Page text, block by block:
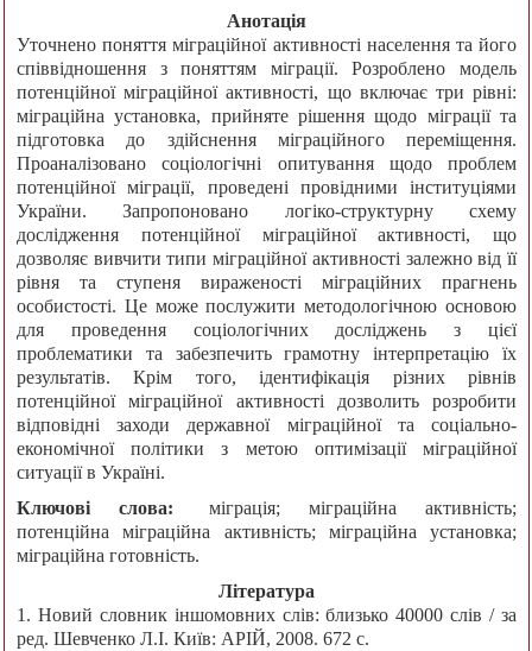
Анотація
Уточнено поняття міграційної активності населення та його
співвідношення з поняттям міграції. Розроблено модель
потенційної міграційної активності, що включає три рівні:
міграційна установка, прийняте рішення щодо міграції та
підготовка до здійснення міграційного переміщення.
Проаналізовано соціологічні опитування щодо проблем
потенційної міграції, проведені провідними інституціями
України. Запропоновано логіко-структурну схему
дослідження потенційної міграційної активності, що
дозволяє вивчити типи міграційної активності залежно від її
рівня та ступеня вираженості міграційних прагнень
особистості. Це може послужити методологічною основою
для проведення соціологічних досліджень з цієї
проблематики та забезпечить грамотну інтерпретацію їх
результатів. Крім того, ідентифікація різних рівнів
потенційної міграційної активності дозволить розробити
відповідні заходи державної міграційної та соціально-
економічної політики з метою оптимізації міграційної
ситуації в Україні.
Ключові слова:
міграція; міграційна активність;
потенційна міграційна активність; міграційна установка;
міграційна готовність.
Література
1. Новий словник іншомовних слів: близько 40000 слів / за
ред. Шевченко Л.І. Київ: АРІЙ, 2008. 672 с.